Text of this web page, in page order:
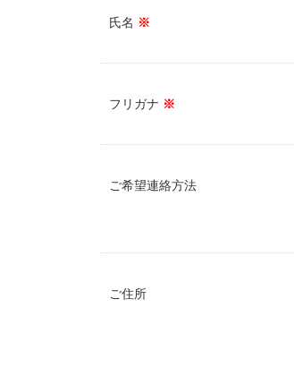
氏名 ※
フリガナ ※
ご希望連絡方法
ご住所